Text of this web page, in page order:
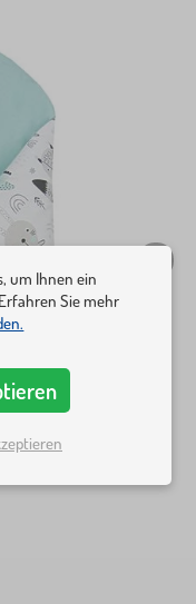
um Ihnen ein
Sie mehr